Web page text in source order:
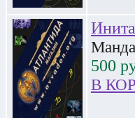
500
В